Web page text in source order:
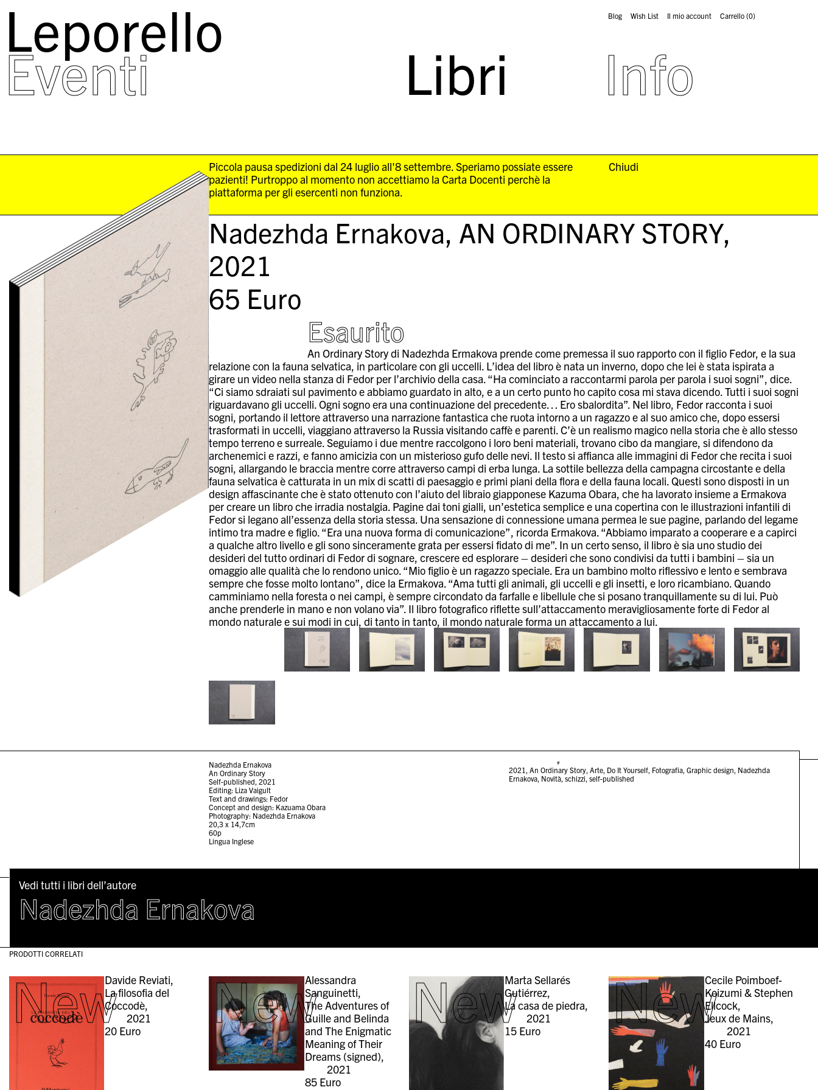
Leporello
Eventi Libri Info
Blog Wish List Il mio account Carrello(0)
Piccola pausa spedizioni dal 24 luglio all'8 settembre. Speriamo possiate essere
pazienti! Purtroppo al momento non accettiamo la Carta Docenti perchè la
piattaforma per gli esercenti non funziona.
Chiudi
Nadezhda Ernakova, AN ORDINARY STORY,
2021
65 Euro
Esaurito
An Ordinary Story di Nadezhda Ermakova prende come premessa il suo rapporto con il figlio Fedor, e la sua
relazione con la fauna selvatica, in particolare con gli uccelli. L’idea del libro è nata un inverno, dopo che lei è stata ispirata a
girare un video nella stanza di Fedor per l’archivio della casa. “Ha cominciato a raccontarmi parola per parola i suoi sogni”, dice.
“Ci siamo sdraiati sul pavimento e abbiamo guardato in alto, e a un certo punto ho capito cosa mi stava dicendo. Tutti i suoi sogni
riguardavano gli uccelli. Ogni sogno era una continuazione del precedente… Ero sbalordita”. Nel libro, Fedor racconta i suoi
sogni, portando il lettore attraverso una narrazione fantastica che ruota intorno a un ragazzo e al suo amico che, dopo essersi
trasformati in uccelli, viaggiano attraverso la Russia visitando caffè e parenti. C’è un realismo magico nella storia che è allo stesso
tempo terreno e surreale. Seguiamo i due mentre raccolgono i loro beni materiali, trovano cibo da mangiare, si difendono da
archenemici e razzi, e fanno amicizia con un misterioso gufo delle nevi. Il testo si affianca alle immagini di Fedor che recita i suoi
sogni, allargando le braccia mentre corre attraverso campi di erba lunga. La sottile bellezza della campagna circostante e della
fauna selvatica è catturata in un mix di scatti di paesaggio e primi piani della flora e della fauna locali. Questi sono disposti in un
design affascinante che è stato ottenuto con l’aiuto del libraio giapponese Kazuma Obara, che ha lavorato insieme a Ermakova
per creare un libro che irradia nostalgia. Pagine dai toni gialli, un’estetica semplice e una copertina con le illustrazioni infantili di
Fedor si legano all’essenza della storia stessa. Una sensazione di connessione umana permea le sue pagine, parlando del legame
intimo tra madre e figlio. “Era una nuova forma di comunicazione”, ricorda Ermakova. “Abbiamo imparato a cooperare e a capirci
a qualche altro livello e gli sono sinceramente grata per essersi fidato di me”. In un certo senso, il libro è sia uno studio dei
desideri del tutto ordinari di Fedor di sognare, crescere ed esplorare – desideri che sono condivisi da tutti i bambini – sia un
omaggio alle qualità che lo rendono unico. “Mio figlio è un ragazzo speciale. Era un bambino molto riflessivo e lento e sembrava
sempre che fosse molto lontano”, dice la Ermakova. “Ama tutti gli animali, gli uccelli e gli insetti, e loro ricambiano. Quando
camminiamo nella foresta o nei campi, è sempre circondato da farfalle e libellule che si posano tranquillamente su di lui. Può
anche prenderle in mano e non volano via”. Il libro fotografico riflette sull’attaccamento meravigliosamente forte di Fedor al
mondo naturale e sui modi in cui, di tanto in tanto, il mondo naturale forma un attaccamento a lui.
Nadezhda Ernakova
An Ordinary Story
Self-published, 2021
Editing: Liza Vaigult
Text and drawings: Fedor
Concept and design: Kazuama Obara
Photography: Nadezhda Ernakova
20,3 x 14,7cm
60p
Lingua Inglese
#
2021 , An Ordinary Story, Arte, Do It Yourself, Fotografia, Graphic design, Nadezhda
Ernakova, Novità, schizzi, self-published
Vedi tutti i libri dell’autore
Nadezhda Ernakova
PRODOTTI CORRELATI
NewDavide Reviati,
La filosofia del
Coccodè,
2021
20 Euro NewAlessandra
Sanguinetti,
The Adventures of
Guille and Belinda
and The Enigmatic
Meaning of Their
Dreams (signed),
2021
85Euro
NewMarta Sellarés
Gutiérrez,
La casa de piedra,
2021
15 Euro NewCecile Poimboef-
Koizumi & Stephen
Ellcock,
Jeux de Mains,
2021
40Euro